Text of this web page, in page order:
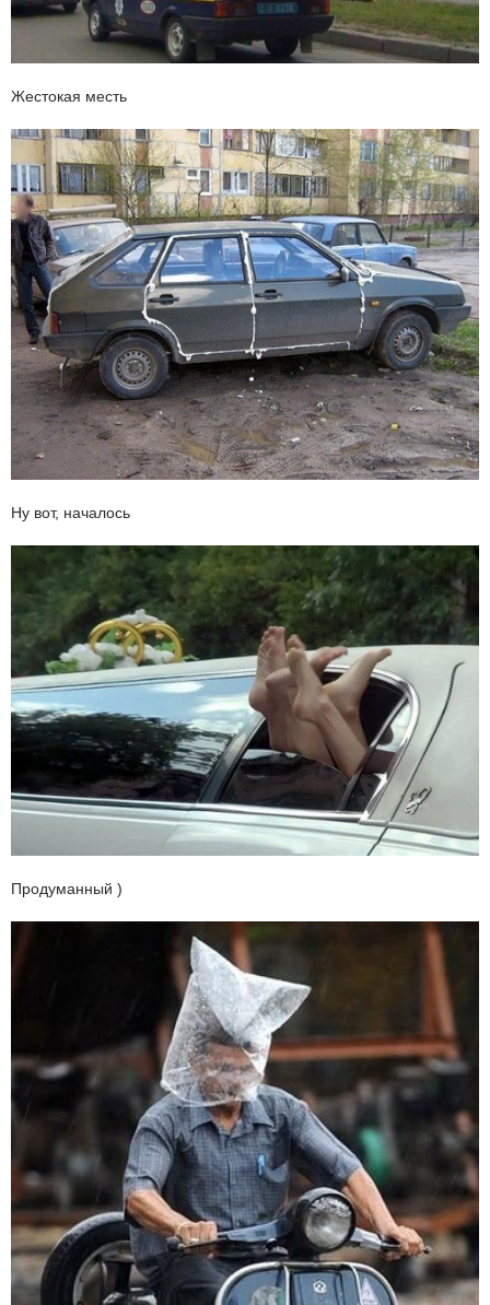
Жестокая месть
Ну вот, началось
Продуманный )